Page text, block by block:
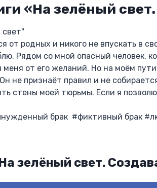
«На зелёный
от родных и никого не впускать в
Рядом со мной опасный человек,
меня от его желаний. Но на моём
не признаёт правил и не
стены моей тюрьмы. Если я
брак #фиктивный брак
зелёный свет.